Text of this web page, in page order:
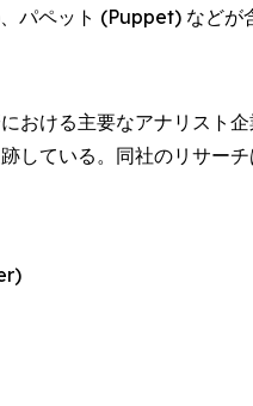
ペット (Puppet) などが
おける主要なアナリスト
している。同社のリサー